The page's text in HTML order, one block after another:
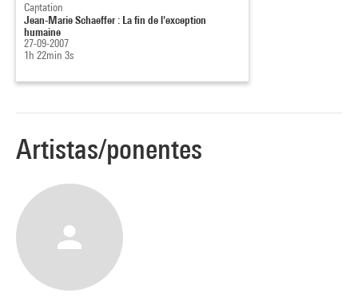
Captation
Jean-Marie Schaeffer : La fin de l'exception
humaine
27-09-2007
1h 22min 3s
Artistas/ponentes